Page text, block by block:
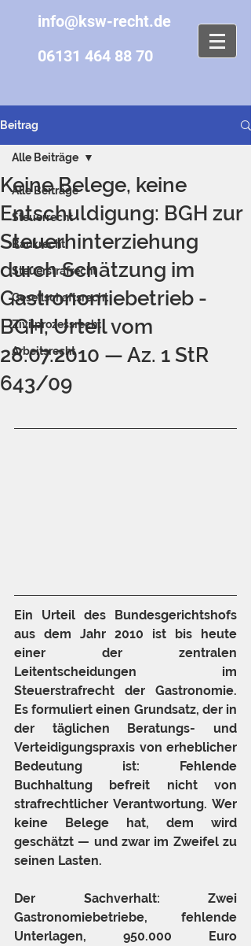
info@ksw-recht.de
06131 464 88 70
Beitrag
Alle Beiträge
Steuerrecht
Bankrecht
Steuerstrafrecht
Gesellschaftsrecht
Zivilprozessrecht
Arbeitsrecht
Alle Beiträge
Keine Belege, keine
Entschuldigung: BGH zur
Steuerhinterziehung
durch Schätzung im
Gastronomiebetrieb -
BGH, Urteil vom
28.07.2010 — Az. 1 StR
643/09
Ein Urteil des Bundesgerichtshofs
aus dem Jahr 2010 ist bis heute
einer der zentralen
Leitentscheidungen im
Steuerstrafrecht der Gastronomie.
Es formuliert einen Grundsatz, der in
der täglichen Beratungs- und
Verteidigungspraxis von erheblicher
Bedeutung ist: Fehlende
Buchhaltung befreit nicht von
strafrechtlicher Verantwortung. Wer
keine Belege hat, dem wird
geschätzt — und zwar im Zweifel zu
seinen Lasten.
Der Sachverhalt: Zwei
Gastronomiebetriebe, fehlende
Unterlagen, 950.000 Euro